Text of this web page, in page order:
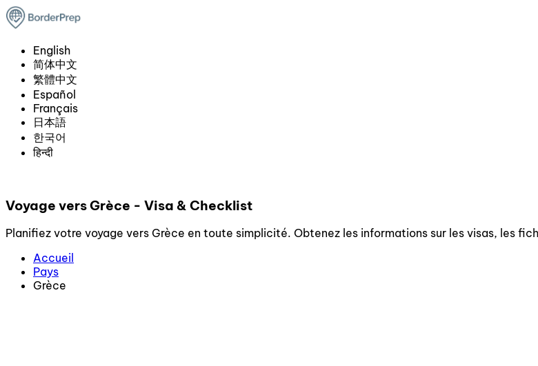
English
简体中文
繁體中文
Español
Français
日本語
한국어
हिन्दी
Voyage vers Grèce - Visa & Checklist
Planifiez votre voyage vers Grèce en toute simplicité. Obtenez les informations sur les visas, les
Accueil
Pays
Grèce